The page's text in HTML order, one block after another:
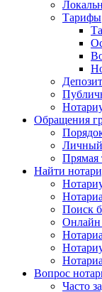
Тарифы
Обращения
Прямая
Найти
Поиск
Онлайн
Вопрос
Часто